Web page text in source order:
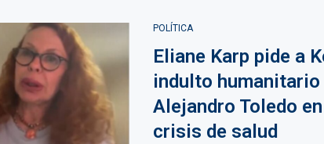
POLÍTICA
Eliane Karp pide a
indulto humanitario
Alejandro Toledo
crisis de salud